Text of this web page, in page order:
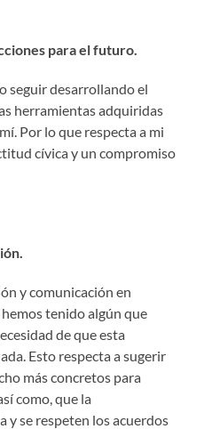
para el futuro.
seguir desarrollando el
herramientas adquiridas
Por lo que respecta a mi
cívica y un compromiso
y comunicación en
tenido algún que
de que esta
Esto respecta a sugerir
más concretos para
como, que la
y se respeten los acuerdos